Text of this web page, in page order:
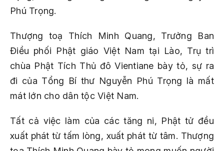
Phú Trọng.
Thượng toạ Thích Minh Quang, Trưởng Ban
Điều phối Phật giáo Việt Nam tại Lào, Trụ trì
chùa Phật Tích Thủ đô Vientiane bày tỏ, sự ra
đi của Tổng Bí thư Nguyễn Phú Trọng là mất
mát lớn cho dân tộc Việt Nam.
Tất cả việc làm của các tăng ni, Phật tử đều
xuất phát từ tấm lòng, xuất phát từ tâm. Thượng